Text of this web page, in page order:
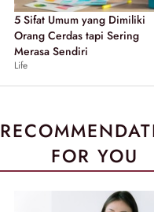
5 Sifat Umum yang Dimiliki
Orang Cerdas tapi Sering
Merasa Sendiri
Life
FOR YOU